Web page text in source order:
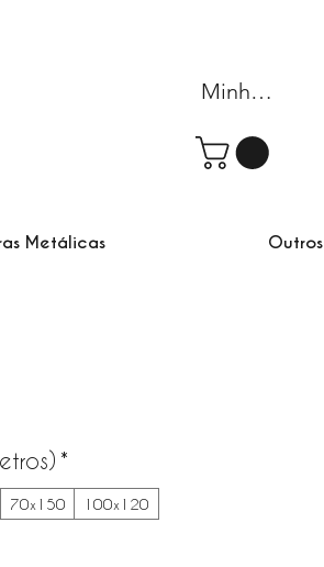
Minha conta
Metálicas Outros
promocional
*
70x150 100x120